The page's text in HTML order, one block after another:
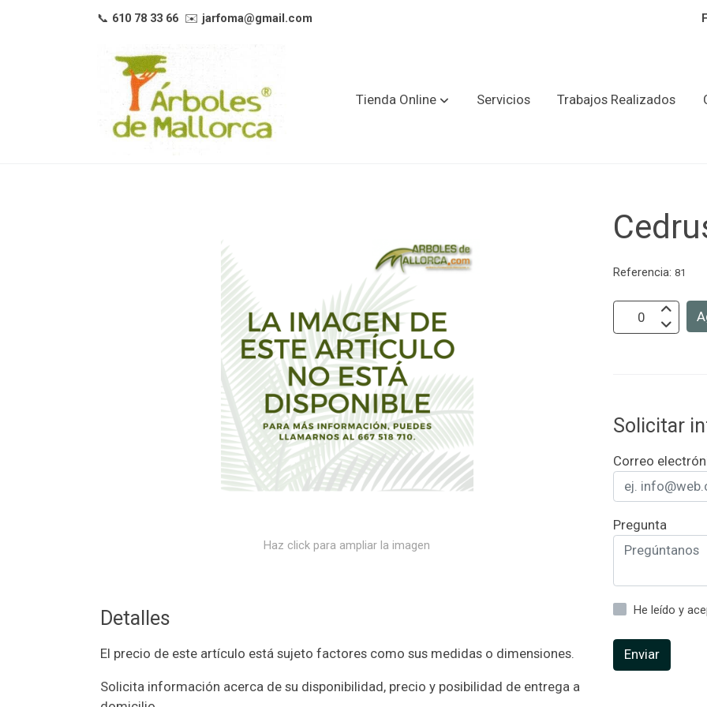
📞 610 78 33 66 ✉️ jarfoma@gmail.com
Tienda Online Servicios Trabajos Realizados
Haz click para ampliar la imagen
Detalles
El precio de este artículo está sujeto factores como sus medidas o dimensiones.
Solicita información acerca de su disponibilidad, precio y posibilidad de entrega a
Referencia:81
Solicitar
Correo
Pregunta
He leído y
Enviar